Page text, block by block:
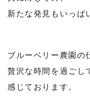
新たな発見もいっぱ
ブルーベリー農園の
贅沢な時間を過ごし
感じております。